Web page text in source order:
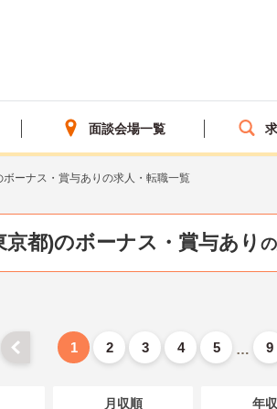
面談会場一覧
ボーナス・賞与ありの求人・転職一覧
京都)のボーナス・賞与あり
1 2 3 4 5 … 9
月収順 年